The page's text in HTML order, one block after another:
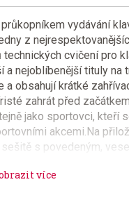
vydávání
z
cvičení pro
a nejoblíbenější tituly na
obsahují krátké
zahrát před
jako sportovci, kteří
akcemi.Na
s povedeným,
nahrána jednou a to
etudu a porovnat ji